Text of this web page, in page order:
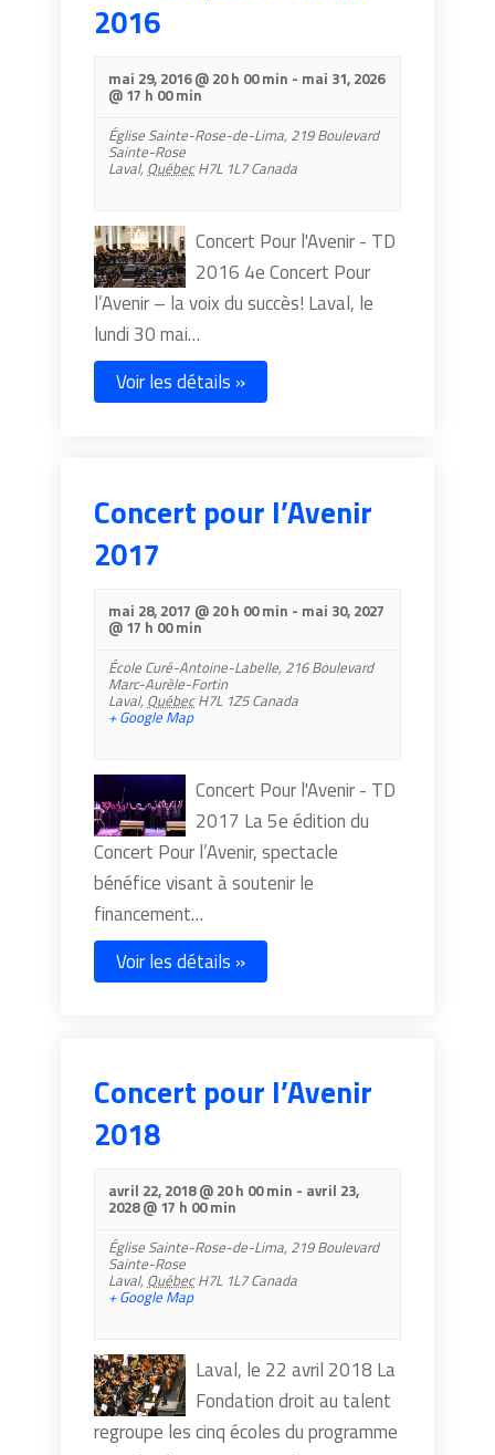
2016
mai 29, 2016 @ 20 h 00 min - mai 31, 2026
@ 17 h 00 min
Église Sainte-Rose-de-Lima, 219 Boulevard
Sainte-Rose
Laval, Québec H7L 1L7 Canada
Concert Pour l'Avenir - TD
2016 4e Concert Pour
l’Avenir – la voix du succès! Laval, le
lundi 30 mai…
Voir les détails »
Concert pour l’Avenir
2017
mai 28, 2017 @ 20 h 00 min - mai 30, 2027
@ 17 h 00 min
École Curé-Antoine-Labelle, 216 Boulevard
Marc-Aurèle-Fortin
Laval, Québec H7L 1Z5 Canada
+ Google Map
Concert Pour l'Avenir - TD
2017 ​La 5e édition du
Concert Pour l’Avenir, spectacle
bénéfice visant à soutenir le
financement…
Voir les détails »
Concert pour l’Avenir
2018
avril 22, 2018 @ 20 h 00 min - avril 23,
2028 @ 17 h 00 min
Église Sainte-Rose-de-Lima, 219 Boulevard
Sainte-Rose
Laval, Québec H7L 1L7 Canada
+ Google Map
Laval, le 22 avril 2018 La
Fondation droit au talent
regroupe les cinq écoles du programme